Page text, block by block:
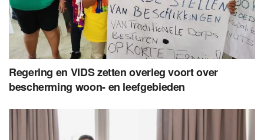
Regering en VIDS zetten overleg voort over
bescherming woon- en leefgebieden